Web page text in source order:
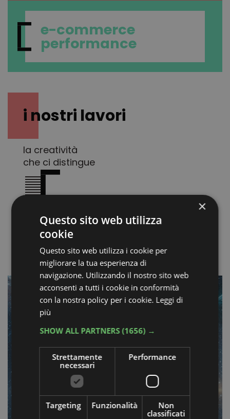
e-commerce
performance
i nostri lavori
la creatività
che ci distingue
progetti
×
Questo sito web utilizza
cookie
Questo sito web utilizza i cookie per
migliorare la tua esperienza di
navigazione. Utilizzando il nostro sito web
acconsenti a tutti i cookie in conformità
con la nostra policy per i cookie. Leggi di
più
SHOW ALL PARTNERS(1656) →
Strettamente
necessari
Performance
Targeting Funzionalità
Non
classificati